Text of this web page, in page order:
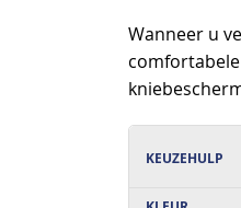
Wanneer u
KEUZEHULP